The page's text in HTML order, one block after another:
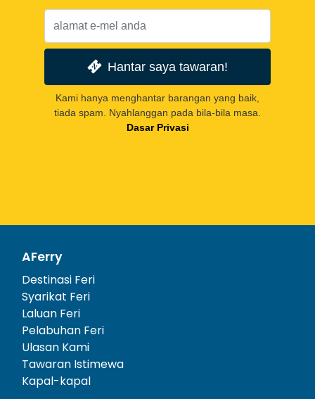
Hantar saya tawaran!
Kami hanya menghantar barangan yang baik,
tiada spam. Nyahlanggan pada bila-bila masa.
Dasar Privasi
AFerry
Destinasi Feri
Syarikat Feri
Laluan Feri
Pelabuhan Feri
Ulasan Kami
Tawaran Istimewa
Kapal-kapal